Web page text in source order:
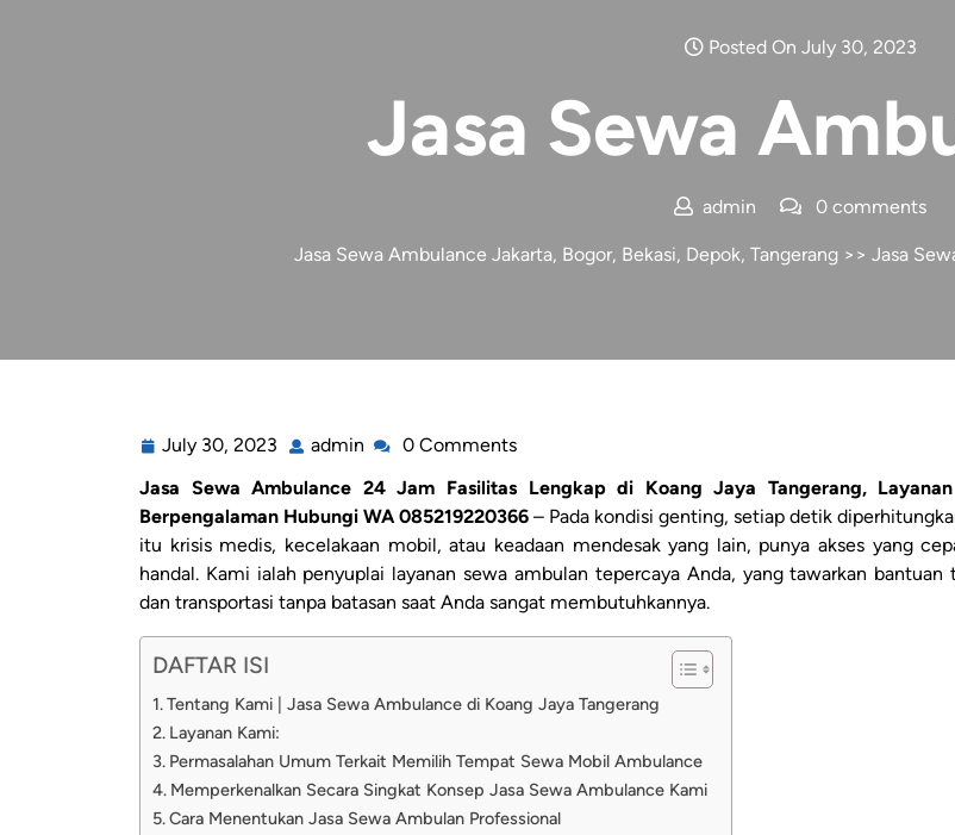
Posted On July 30, 2023
Jasa Sewa
admin 0 comments
Jasa Sewa Ambulance Jakarta, Bogor, Bekasi, Depok, Tangerang>> Jasa
July 30, 2023 admin
0 Comments
Jasa Sewa Ambulance 24 Jam Fasilitas Lengkap di Koang Jaya Tangerang,
Berpengalaman Hubungi WA 085219220366 – Pada kondisi genting, setiap detik
itu krisis medis, kecelakaan mobil, atau keadaan mendesak yang lain, punya akses yang
handal. Kami ialah penyuplai layanan sewa ambulan tepercaya Anda, yang tawarkan bantuan
dan transportasi tanpa batasan saat Anda sangat membutuhkannya.
DAFTAR ISI
Tentang Kami | Jasa Sewa Ambulance di Koang Jaya Tangerang
Layanan Kami:
Permasalahan Umum Terkait Memilih Tempat Sewa Mobil Ambulance
Memperkenalkan Secara Singkat Konsep Jasa Sewa Ambulance Kami
Cara Menentukan Jasa Sewa Ambulan Professional